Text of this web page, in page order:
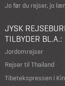
Jo før du rejser, jo
JYSK
TILBYDER BL.A.:
Jordomrejser
Rejser til Thailand
Tibetekspressen i